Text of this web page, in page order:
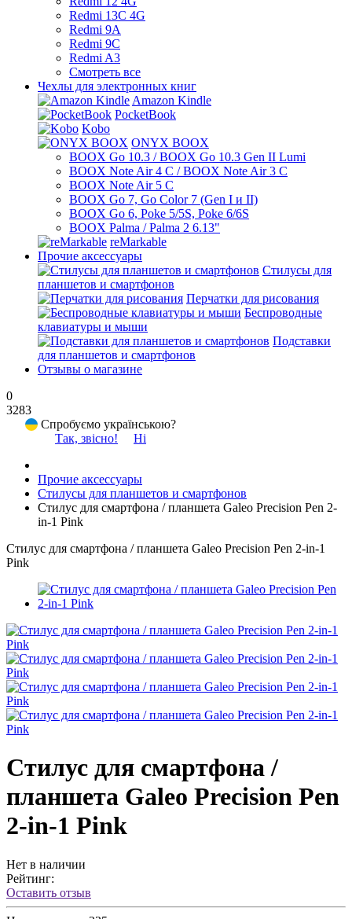
Redmi 13C 4G
Redmi 9A
Redmi 9C
Redmi A3
Смотреть все
Чехлы для электронных книг
Amazon Kindle
PocketBook
Kobo
ONYX BOOX
BOOX Go 10.3 / BOOX Go 10.3 Gen II Lumi
BOOX Note Air 4 C / BOOX Note Air 3 C
BOOX Note Air 5 C
BOOX Go 7, Go Color 7 (Gen I и II)
BOOX Go 6, Poke 5/5S, Poke 6/6S
BOOX Palma / Palma 2 6.13"
reMarkable
Прочие аксессуары
Стилусы для
планшетов и смартфонов
Перчатки для рисования
Беспроводные
клавиатуры и мыши
Подставки
для планшетов и смартфонов
Отзывы о магазине
0
3283
Спробуємо українською?
Так, звісно!
Ні
Прочие аксессуары
Стилусы для планшетов и смартфонов
Стилус для смартфона / планшета Galeo Precision Pen 2-
in-1 Pink
Стилус для смартфона / планшета Galeo Precision Pen 2-in-1
Pink
Стилус для смартфона /
планшета Galeo Precision Pen
2-in-1 Pink
Нет в наличии
Рейтинг:
Оставить отзыв